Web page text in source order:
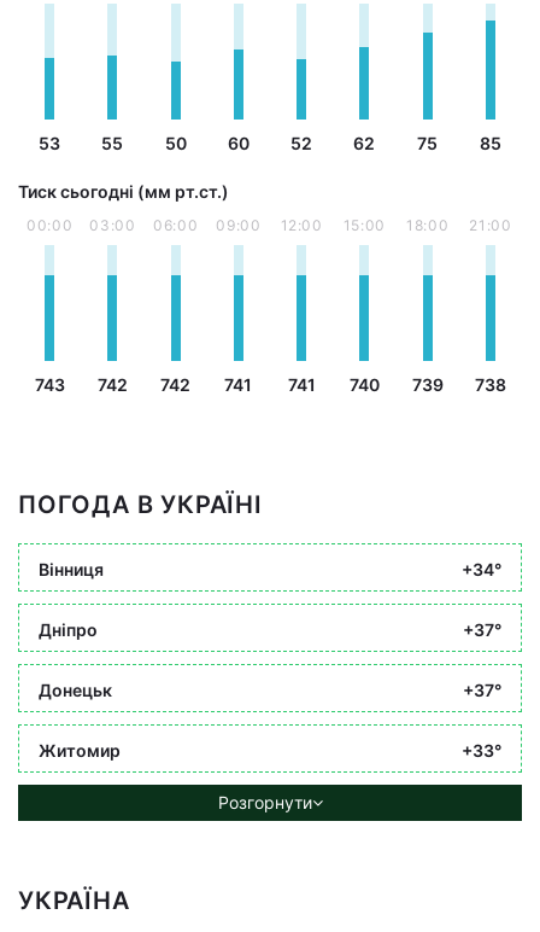
53 55 50 60 52 62 75 85
Тиск сьогодні (мм рт.ст.)
00:00
743
03:00
742
06:00
742
09:00
741
12:00
741
15:00
740
18:00
739
21:00
738
ПОГОДА В УКРАЇНІ
Вінниця +34°
Дніпро +37°
Донецьк +37°
Житомир +33°
Розгорнути
УКРАЇНА